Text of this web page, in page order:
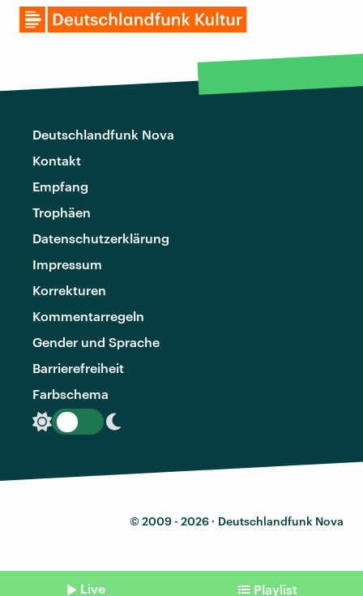
Deutschlandfunk Nova
Kontakt
Empfang
Trophäen
Datenschutzerklärung
Impressum
Korrekturen
Kommentarregeln
Gender und Sprache
Barrierefreiheit
Farbschema
© 2009 - 2026 · Deutschlandfunk Nova
Live Playlist